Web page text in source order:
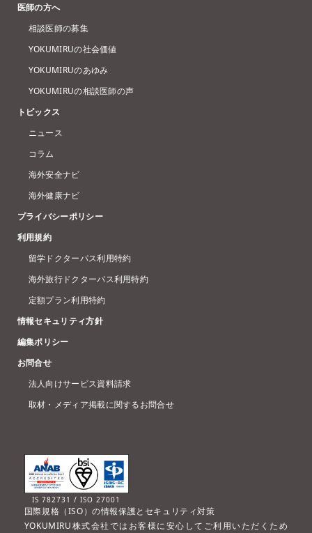
医師の方へ
相談医師の募集
YOKUMIRUの社会価値
YOKUMIRUのあゆみ
YOKUMIRUの相談医師の声
トピックス
ニュース
コラム
海外安全ナビ
海外健康ナビ
プライバシーポリシー
利用規約
留学ドクターパス利用特約
海外旅行ドクターパス利用特約
定額プラン利用特約
情報セキュリティ方針
編集ポリシー
お問合せ
法人向けサービス資料請求
取材・メディア掲載に関するお問合せ
IS 782731 / ISO 27001
国際規格（ISO）の情報保護とセキュリティ対策
YOKUMIRU株式会社ではお客様に安心してご利用いただくため